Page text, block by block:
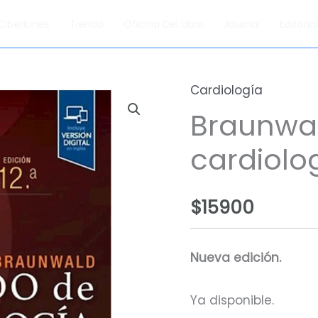
Cardiología
$15900
Nueva edición.
Ya disponible.